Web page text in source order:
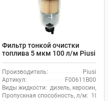
Фильтр тонкой очистки
топлива 5 мкм 100 л/м Piusi
Clear Captor Filter Kit
F00611B00
Производитель:
Piusi
Артикул:
F00611B00
Виды жидкости: дизель, керосин,
Пропускная способность, л/м: 100